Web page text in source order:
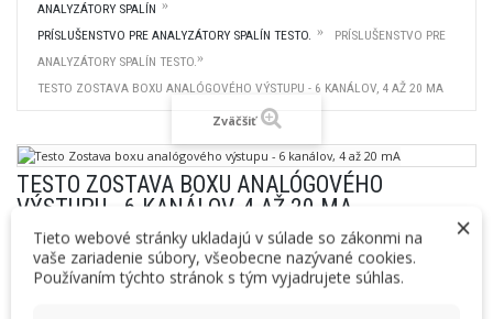
ANALYZÁTORY SPALÍN
PRÍSLUŠENSTVO PRE ANALYZÁTORY SPALÍN TESTO.
PRÍSLUŠENSTVO PRE
ANALYZÁTORY SPALÍN TESTO.
TESTO ZOSTAVA BOXU ANALÓGOVÉHO VÝSTUPU - 6 KANÁLOV, 4 AŽ 20 MA
Zväčšiť
TESTO ZOSTAVA BOXU ANALÓGOVÉHO
VÝSTUPU - 6 KANÁLOV, 4 AŽ 20 MA
Kód produktu: 0554 3149
EAN: 4029547021282
×
Tieto webové stránky ukladajú v súlade so zákonmi na
vaše zariadenie súbory, všeobecne nazývané cookies.
Používaním týchto stránok s tým vyjadrujete súhlas.